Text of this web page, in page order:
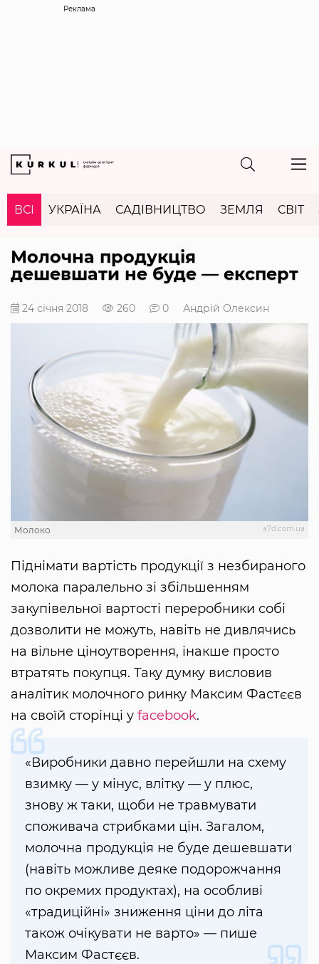
Реклама
ВСІ УКРАЇНА САДІВНИЦТВО ЗЕМЛЯ СВІТ
Молочна продукція
дешевшати не буде — експерт
24 січня 2018 260 0 Андрій Олексин
a7d.com.ua
Молоко
Піднімати вартість продукції з незбираного
молока паралельно зі збільшенням
закупівельної вартості переробники собі
дозволити не можуть, навіть не дивлячись
на вільне ціноутворення, інакше просто
втратять покупця. Таку думку висловив
аналітик молочного ринку Максим Фастєєв
на своїй сторінці у facebook.
«Виробники давно перейшли на схему
взимку — у мінус, влітку — у плюс,
знову ж таки, щоби не травмувати
споживача стрибками цін. Загалом,
молочна продукція не ​​буде дешевшати
(навіть можливе деяке подорожчання
по окремих продуктах), на особливі
«традиційні» зниження ціни до літа
також очікувати не варто» — пише
Максим Фастєєв.